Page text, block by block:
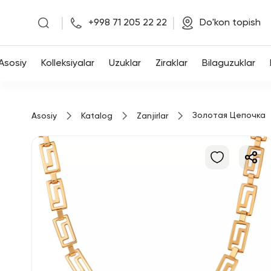
Asosiy
Ziraklar
Bilaguzuklar
Kulonlar
+998 71 205 22 22 Do'kon topish
Kolleksiyalar Uzuklar Ziraklar Bilaguzuklar
Asosiy Katalog Zanjirlar Золотая Цепочка